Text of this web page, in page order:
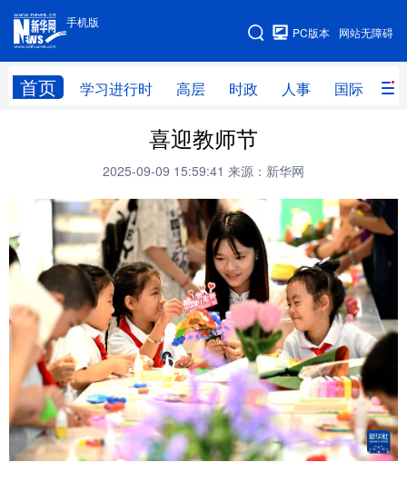
手机版
网站无障碍
PC版本
首页 学习进行时 高层 时政 人事 国际 财
手机版
网站地图
高层 时政
财经 网评
台湾 思客智库 全球连线 教育
科技 科创 量子 体育
文化 书画 健康 军事
访谈 视频 图片 政务
法律 中央文件 金融 汽车
食品 人居 信息化 数字经济
学术中国 乡村振兴 银龄 溯源中国
喜迎教师节
2025-09-09 15:59:41 来源：新华网